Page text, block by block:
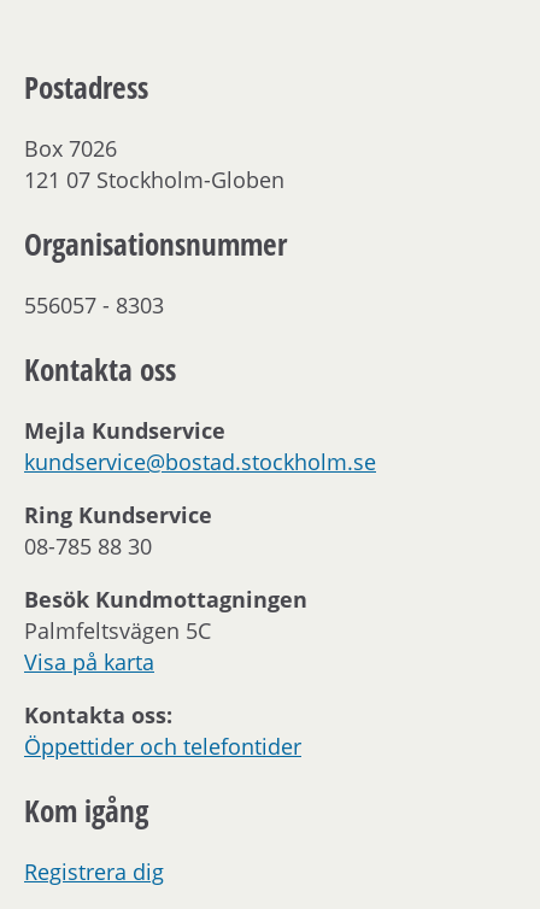
Postadress
Box 7026
121 07 Stockholm-Globen
Organisationsnummer
556057 - 8303
Kontakta oss
Mejla Kundservice
kundservice@bostad.stockholm.se
Ring Kundservice
08-785 88 30
Besök Kundmottagningen
Palmfeltsvägen 5C
Visa på karta
Kontakta oss:
Öppettider och telefontider
Kom igång
Registrera dig